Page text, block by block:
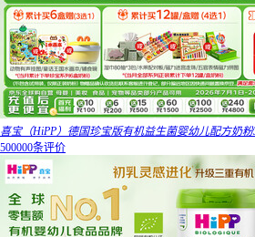
喜宝（HiPP）德国珍宝版有机益生菌婴幼儿配方奶粉
500000条评价